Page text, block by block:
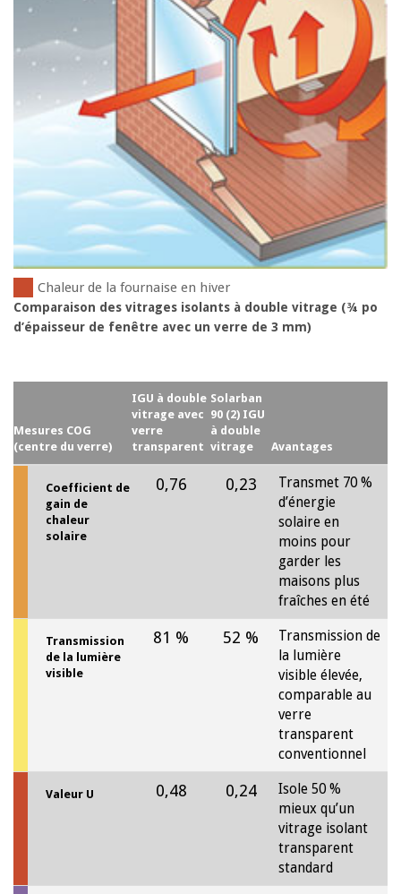
Chaleur de la fournaise en hiver
Comparaison des vitrages isolants à double vitrage (¾ po
d’épaisseur de fenêtre avec un verre de 3 mm)
Mesures COG
(centre du verre)
IGU à double
vitrage avec
verre
transparent
Solarban
90 (2) IGU
à double
vitrage
Avantages
Coefficient de
gain de
chaleur
solaire
0,76 0,23
Transmet 70 %
d’énergie
solaire en
moins pour
garder les
maisons plus
fraîches en été
Transmission
de la lumière
visible
81 % 52 %
Transmission de
la lumière
visible élevée,
comparable au
verre
transparent
conventionnel
Valeur U 0,48 0,24
Isole 50 %
mieux qu’un
vitrage isolant
transparent
standard